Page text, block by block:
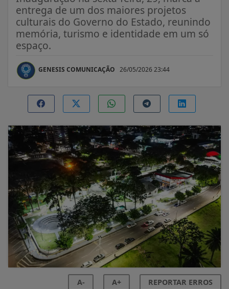
entrega de um dos maiores projetos
culturais do Governo do Estado, reunindo
memória, turismo e identidade em um só
espaço.
GENESIS COMUNICAÇÃO 26/05/2026 23:44
A- A+ REPORTAR ERROS